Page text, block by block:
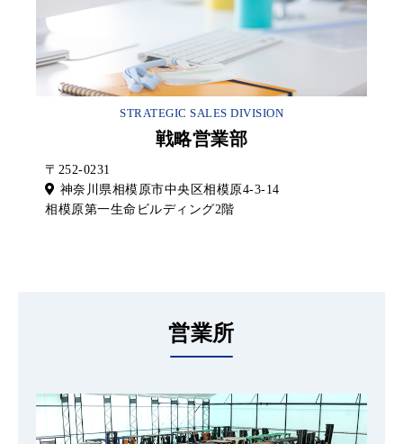
STRATEGIC SALES DIVISION
戦略営業部
〒252-0231
神奈川県相模原市中央区相模原4-3-14
相模原第一生命ビルディング2階
営業所